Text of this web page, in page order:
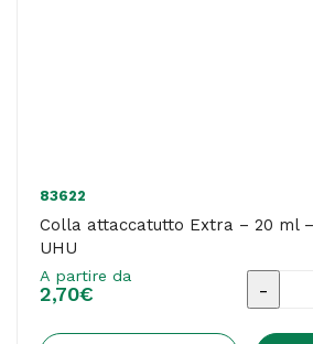
83622
Colla attaccatutto Extra – 20 ml
UHU
A partire da
2,70€
Colla